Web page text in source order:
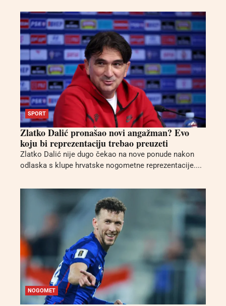
SPORT
Zlatko Dalić pronašao novi angažman? Evo
koju bi reprezentaciju trebao preuzeti
Zlatko Dalić nije dugo čekao na nove ponude nakon
odlaska s klupe hrvatske nogometne reprezentacije....
NOGOMET